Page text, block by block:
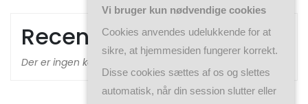
Recent Comments
Der er ingen kommentarer at vise.
Vi bruger kun nødvendige cookies
Cookies anvendes udelukkende for at
sikre, at hjemmesiden fungerer korrekt.
Disse cookies sættes af os og slettes
automatisk, når din session slutter eller